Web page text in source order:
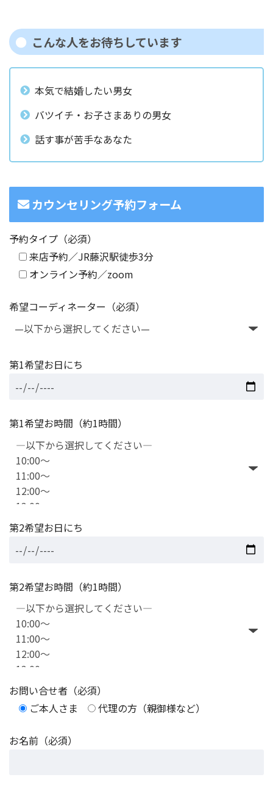
こんな人をお待ちしています
本気で結婚したい男女
バツイチ・お子さまありの男女
話す事が苦手なあなた
カウンセリング予約フォーム
予約タイプ（必須）
来店予約／JR藤沢駅徒歩3分
オンライン予約／zoom
希望コーディネーター（必須）
第1希望お日にち
第1希望お時間（約1時間）
第2希望お日にち
第2希望お時間（約1時間）
お問い合せ者（必須）
ご本人さま
代理の方（親御様など）
お名前（必須）